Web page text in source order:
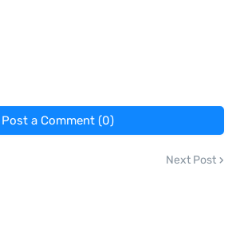
Post a Comment (0)
Next Post